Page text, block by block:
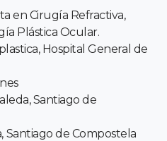
en Cirugía Refractiva,
Plástica Ocular.
Hospital General de
Santiago de
Santiago de Compostela